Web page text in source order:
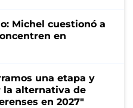
Michel cuestionó a
en
una etapa y
la alternativa de
en 2027"